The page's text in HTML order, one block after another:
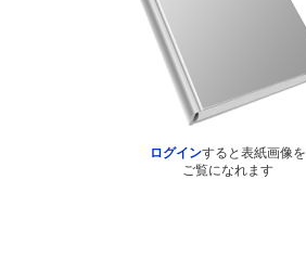
ログインすると表紙画像を
ご覧になれます